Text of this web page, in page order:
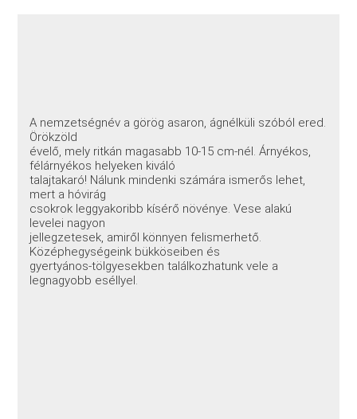
A nemzetségnév a görög asaron, ágnélküli szóból ered.
Örökzöld
évelő, mely ritkán magasabb 10-15 cm-nél. Árnyékos,
félárnyékos helyeken kiváló
talajtakaró! Nálunk mindenki számára ismerős lehet,
mert a hóvirág
csokrok leggyakoribb kísérő növénye. Vese alakú
levelei nagyon
jellegzetesek, amiről könnyen felismerhető.
Középhegységeink bükköseiben és
gyertyános-tölgyesekben találkozhatunk vele a
legnagyobb eséllyel.